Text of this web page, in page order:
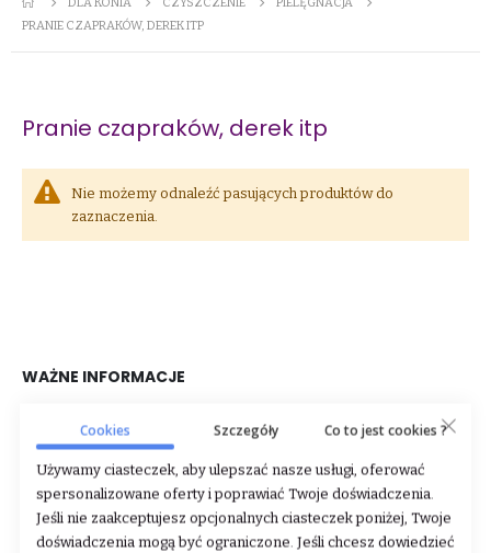
PRANIE CZAPRAKÓW, DEREK ITP
Pranie czapraków, derek itp
Nie możemy odnaleźć pasujących produktów do
zaznaczenia.
WAŻNE INFORMACJE
Dane firmy
Regulamin
Zwroty i reklamacje
Cookies Szczegóły Co to jest cookies ?
Używamy ciasteczek, aby ulepszać nasze usługi, oferować
spersonalizowane oferty i poprawiać Twoje doświadczenia.
Jeśli nie zaakceptujesz opcjonalnych ciasteczek poniżej, Twoje
doświadczenia mogą być ograniczone. Jeśli chcesz dowiedzieć